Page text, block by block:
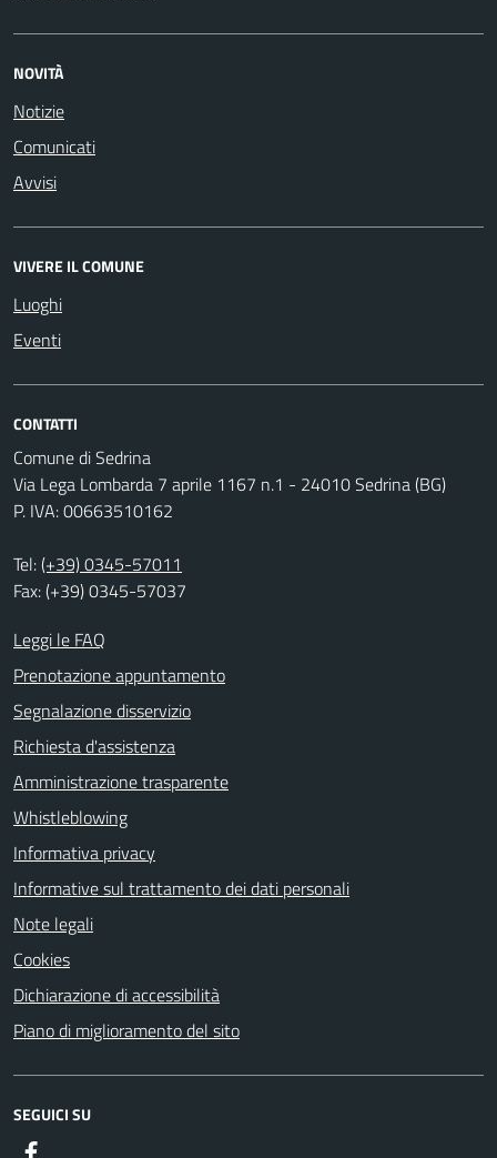
NOVITÀ
Notizie
Comunicati
Avvisi
VIVERE IL COMUNE
Luoghi
Eventi
CONTATTI
Comune di Sedrina
Via Lega Lombarda 7 aprile 1167 n.1 - 24010 Sedrina (BG)
P. IVA: 00663510162
Tel:(+39) 0345-57011
Fax: (+39) 0345-57037
Leggi le FAQ
Prenotazione appuntamento
Segnalazione disservizio
Richiesta d'assistenza
Amministrazione trasparente
Whistleblowing
Informativa privacy
Informative sul trattamento dei dati personali
Note legali
Cookies
Dichiarazione di accessibilità
Piano di miglioramento del sito
SEGUICI SU